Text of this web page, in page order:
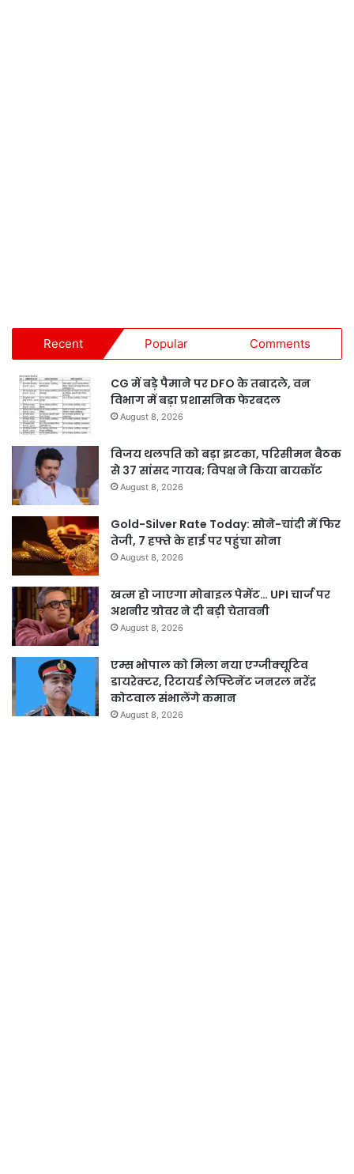
Recent Popular Comments
CG में बड़े पैमाने पर DFO के तबादले, वन
विभाग में बड़ा प्रशासनिक फेरबदल
August 8, 2026
विजय थलपति को बड़ा झटका, परिसीमन बैठक
से 37 सांसद गायब; विपक्ष ने किया बायकॉट
August 8, 2026
Gold-Silver Rate Today: सोने-चांदी में फिर
तेजी, 7 हफ्ते के हाई पर पहुंचा सोना
August 8, 2026
खत्म हो जाएगा मोबाइल पेमेंट… UPI चार्ज पर
अशनीर ग्रोवर ने दी बड़ी चेतावनी
August 8, 2026
एम्स भोपाल को मिला नया एग्जीक्यूटिव
डायरेक्टर, रिटायर्ड लेफ्टिनेंट जनरल नरेंद्र
कोटवाल संभालेंगे कमान
August 8, 2026